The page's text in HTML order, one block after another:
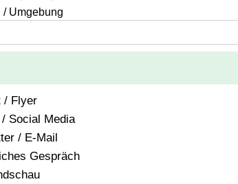
/ Umgebung
/ Flyer
Social Media
/ E-Mail
Gespräch